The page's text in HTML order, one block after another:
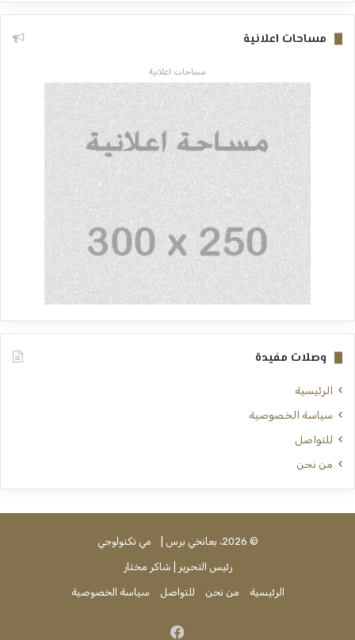
مساحات اعلانية
مساحات اعلانية
وصلات مفيدة
الرئيسية
سياسة الخصوصية
للتواصل
من نحن
© 2026، بعانخي برس | مي تكنولوجي
رئيس التحرير | شاكر مختار
الرئيسية من نحن للتواصل سياسة الخصوصية